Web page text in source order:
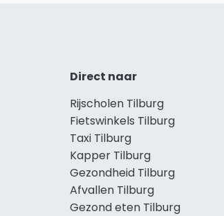
Direct naar
Rijscholen Tilburg
Fietswinkels Tilburg
Taxi Tilburg
Kapper Tilburg
Gezondheid Tilburg
Afvallen Tilburg
Gezond eten Tilburg